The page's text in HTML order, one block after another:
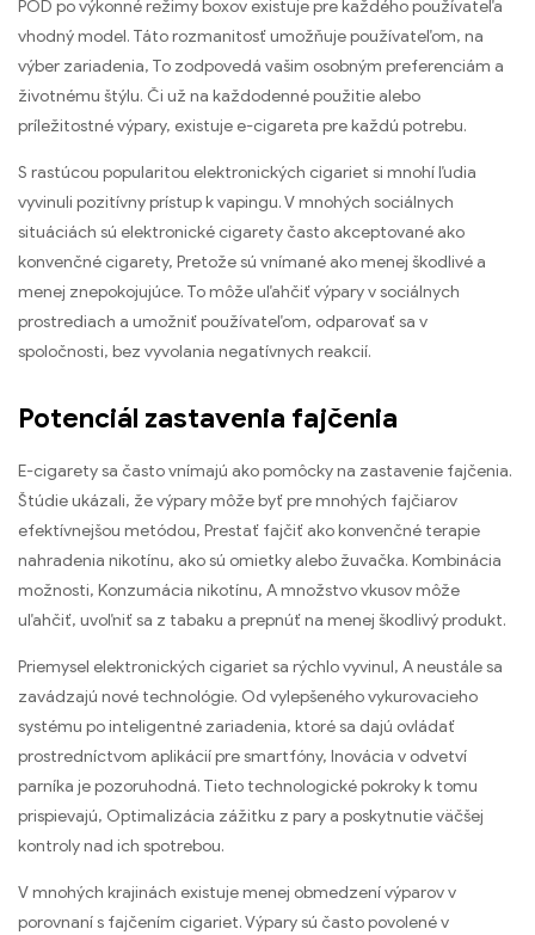
POD po výkonné režimy boxov existuje pre každého používateľa
vhodný model. Táto rozmanitosť umožňuje používateľom, na
výber zariadenia, To zodpovedá vašim osobným preferenciám a
životnému štýlu. Či už na každodenné použitie alebo
príležitostné výpary, existuje e-cigareta pre každú potrebu.
S rastúcou popularitou elektronických cigariet si mnohí ľudia
vyvinuli pozitívny prístup k vapingu. V mnohých sociálnych
situáciách sú elektronické cigarety často akceptované ako
konvenčné cigarety, Pretože sú vnímané ako menej škodlivé a
menej znepokojujúce. To môže uľahčiť výpary v sociálnych
prostrediach a umožniť používateľom, odparovať sa v
spoločnosti, bez vyvolania negatívnych reakcií.
Potenciál zastavenia fajčenia
E-cigarety sa často vnímajú ako pomôcky na zastavenie fajčenia.
Štúdie ukázali, že výpary môže byť pre mnohých fajčiarov
efektívnejšou metódou, Prestať fajčiť ako konvenčné terapie
nahradenia nikotínu, ako sú omietky alebo žuvačka. Kombinácia
možnosti, Konzumácia nikotínu, A množstvo vkusov môže
uľahčiť, uvoľniť sa z tabaku a prepnúť na menej škodlivý produkt.
Priemysel elektronických cigariet sa rýchlo vyvinul, A neustále sa
zavádzajú nové technológie. Od vylepšeného vykurovacieho
systému po inteligentné zariadenia, ktoré sa dajú ovládať
prostredníctvom aplikácií pre smartfóny, Inovácia v odvetví
parníka je pozoruhodná. Tieto technologické pokroky k tomu
prispievajú, Optimalizácia zážitku z pary a poskytnutie väčšej
kontroly nad ich spotrebou.
V mnohých krajinách existuje menej obmedzení výparov v
porovnaní s fajčením cigariet. Výpary sú často povolené v